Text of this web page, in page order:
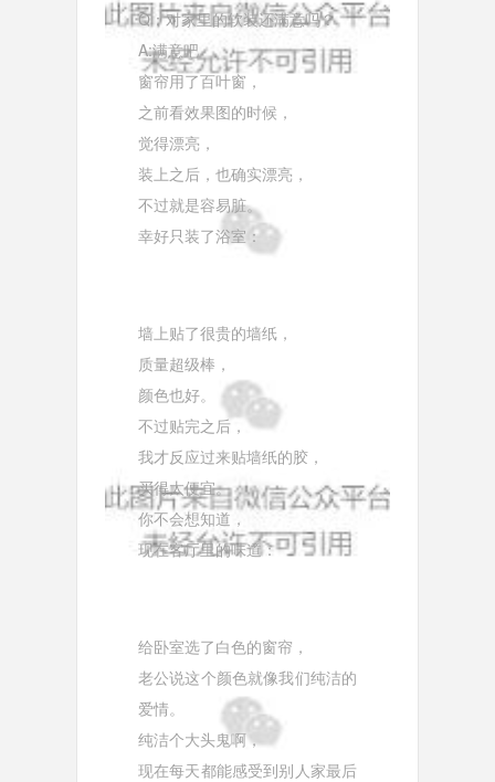
Q：对家里的软装还满意吗？
A:满意吧
窗帘用了百叶窗，
之前看效果图的时候，
觉得漂亮，
装上之后，也确实漂亮，
不过就是容易脏。
幸好只装了浴室：
墙上贴了很贵的墙纸，
质量超级棒，
颜色也好。
不过贴完之后，
我才反应过来贴墙纸的胶，
买得太便宜。
你不会想知道，
现在客厅里的味道：
给卧室选了白色的窗帘，
老公说这个颜色就像我们纯洁的
爱情。
纯洁个大头鬼啊，
现在每天都能感受到别人家最后